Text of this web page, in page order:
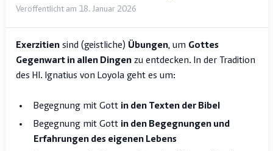
Veröffentlicht am 18. Januar 2026
Exerzitiensind (geistliche) Übungen, um Gottes
Gegenwart in allen Dingenzu entdecken. In der Tradition
des Hl. Ignatius von Loyola geht es um:
Begegnung mit Gott in den Texten der Bibel
Begegnung mit Gott in den Begegnungen und
Erfahrungen des eigenen Lebens